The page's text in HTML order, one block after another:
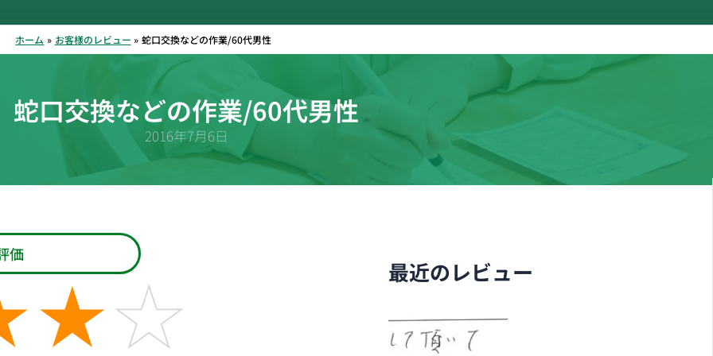
ホーム お客様のレビュー 蛇口交換などの作業/60代男性
蛇口交換などの作業/60代男性
2016年7月6日
価
最近のレビュー